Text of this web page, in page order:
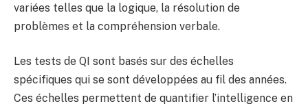
variées telles que la logique, la résolution de
problèmes et la compréhension verbale.
Les tests de QI sont basés sur des échelles
spécifiques qui se sont développées au fil des années.
Ces échelles permettent de quantifier l’intelligence en